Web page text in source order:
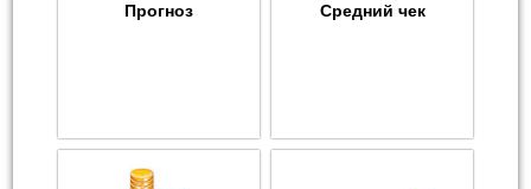
Прогноз Средний чек